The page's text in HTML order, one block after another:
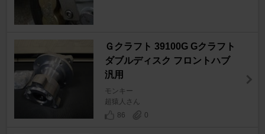
Ｇクラフト 39100G Gクラフト
ダブルディスク フロントハブ
汎用
モンキー
超猿人さん
86
0